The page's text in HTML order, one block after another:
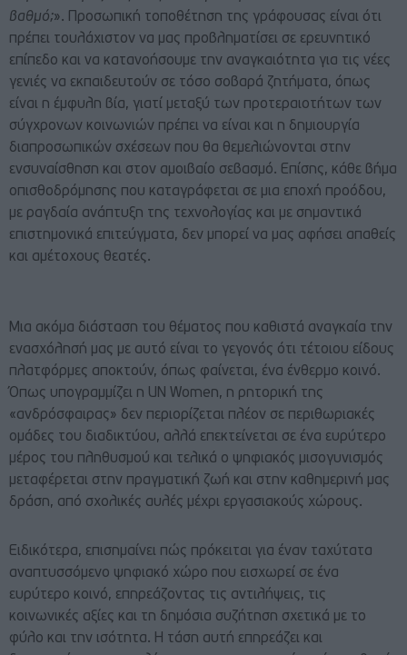
βαθμό;». Προσωπική τοποθέτηση της γράφουσας είναι ότι
πρέπει τουλάχιστον να μας προβληματίσει σε ερευνητικό
επίπεδο και να κατανοήσουμε την αναγκαιότητα για τις νέες
γενιές να εκπαιδευτούν σε τόσο σοβαρά ζητήματα, όπως
είναι η έμφυλη βία, γιατί μεταξύ των προτεραιοτήτων των
σύγχρονων κοινωνιών πρέπει να είναι και η δημιουργία
διαπροσωπικών σχέσεων που θα θεμελιώνονται στην
ενσυναίσθηση και στον αμοιβαίο σεβασμό. Επίσης, κάθε βήμα
οπισθοδρόμησης που καταγράφεται σε μια εποχή προόδου,
με ραγδαία ανάπτυξη της τεχνολογίας και με σημαντικά
επιστημονικά επιτεύγματα, δεν μπορεί να μας αφήσει απαθείς
και αμέτοχους θεατές.
Μια ακόμα διάσταση του θέματος που καθιστά αναγκαία την
ενασχόλησή μας με αυτό είναι το γεγονός ότι τέτοιου είδους
πλατφόρμες αποκτούν, όπως φαίνεται, ένα ένθερμο κοινό.
Όπως υπογραμμίζει η UN Women, η ρητορική της
«ανδρόσφαιρας» δεν περιορίζεται πλέον σε περιθωριακές
ομάδες του διαδικτύου, αλλά επεκτείνεται σε ένα ευρύτερο
μέρος του πληθυσμού και τελικά ο ψηφιακός μισογυνισμός
μεταφέρεται στην πραγματική ζωή και στην καθημερινή μας
δράση, από σχολικές αυλές μέχρι εργασιακούς χώρους.
Ειδικότερα, επισημαίνει πώς πρόκειται για έναν ταχύτατα
αναπτυσσόμενο ψηφιακό χώρο που εισχωρεί σε ένα
ευρύτερο κοινό, επηρεάζοντας τις αντιλήψεις, τις
κοινωνικές αξίες και τη δημόσια συζήτηση σχετικά με το
φύλο και την ισότητα. Η τάση αυτή επηρεάζει και